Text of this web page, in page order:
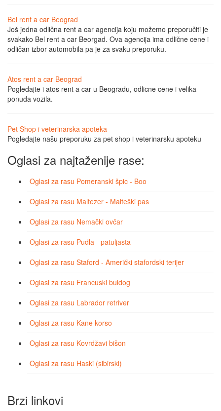
Bel rent a car Beograd
Još jedna odlična rent a car agencija koju možemo preporučiti je
svakako Bel rent a car Beorgad. Ova agencija ima odlične cene i
odličan izbor automobila pa je za svaku preporuku.
Atos rent a car Beograd
Pogledajte i atos rent a car u Beogradu, odlicne cene i velika
ponuda vozila.
Pet Shop i veterinarska apoteka
Pogledajte našu preporuku za pet shop i veterinarsku apoteku
Oglasi za najtaženije rase:
Oglasi za rasu Pomeranski špic - Boo
Oglasi za rasu Maltezer - Malteški pas
Oglasi za rasu Nemački ovčar
Oglasi za rasu Pudla - patuljasta
Oglasi za rasu Staford - Američki stafordski terijer
Oglasi za rasu Francuski buldog
Oglasi za rasu Labrador retriver
Oglasi za rasu Kane korso
Oglasi za rasu Kovrdžavi bišon
Oglasi za rasu Haski (sibirski)
Brzi linkovi